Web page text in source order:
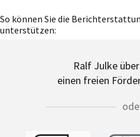
So können Sie die
unterstützen:
Ralf Julke über
einen freien